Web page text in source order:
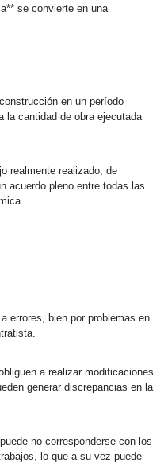
se convierte en una
en un período
la cantidad de obra ejecutada
realmente realizado, de
acuerdo pleno entre todas las
errores, bien por problemas en
a realizar modificaciones
generar discrepancias en la
no corresponderse con los
lo que a su vez puede